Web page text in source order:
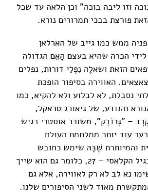
וזו ליבה בוכה" וכן הלאה עד שכל
פורצת בבכי תמרורים נורא.
ממש כמו גייב של הארלאן
לידי הכרה שהיא בעצם הָאֵם הגדולה
הזאת ושאלֶה נִפְלֵי דורות, נפלים
האווירה בסיפור הופכת
נסבלת, לא לבלוע ולא להקיא, כמו
והנודע, של גיאורג טראקל,
– "גְּרוֹדֶק", משורר אוסטרי רגיש
עוד יותר ממלחמת העולם
והמיותרת שֶׁבָּהּ שימש כחובש
ולבסוף התאבד בגיל הקלאסי – 27, כלומר גם הוא שייך
ה-27. שימו נא לב לא רק לאווירה, אלא גם
מאוד לשני הסיפורים שלנו.